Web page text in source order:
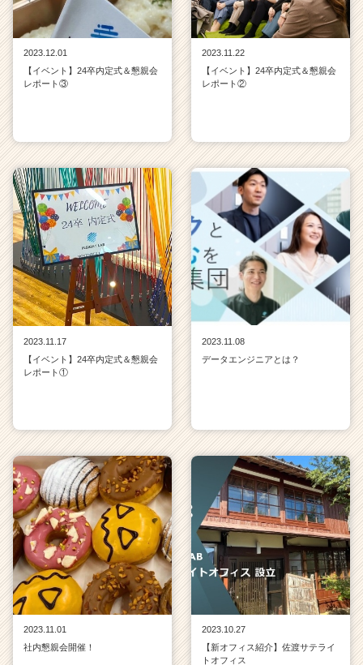
2023.12.01
【イベント】24卒内定式＆懇親会
レポート③
2023.11.22
【イベント】24卒内定式＆懇親会
レポート②
2023.11.17
【イベント】24卒内定式＆懇親会
レポート①
2023.11.08
データエンジニアとは？
2023.11.01
社内懇親会開催！
2023.10.27
【新オフィス紹介】佐渡サテライ
トオフィス